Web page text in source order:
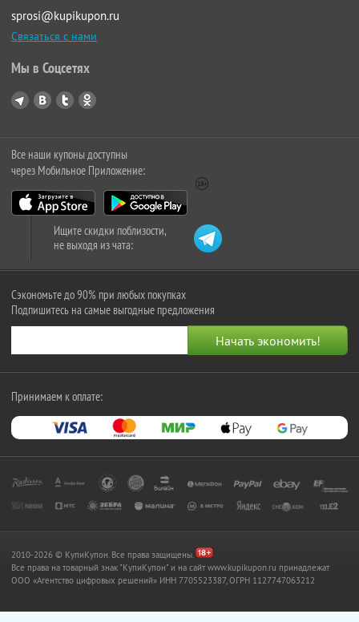
sprosi@kupikupon.ru
Связаться с нами
Мы в Соцсетях
Все наши купоны доступны
через Мобильное Приложение:
Ищите скидки поблизости,
не выходя из чата:
Сэкономьте до 90% при любых покупках
Подпишитесь на самые выгодные предложения
Принимаем к оплате:
2010-2026 © КупиКупон. Все права защищены.
Все права на товарный знак "КупиКупон" и на сайт www.kupikupon.ru принадлежат
OOO «Агентство цифровых решений» ИНН 7705523387, ОГРН 1127747063212